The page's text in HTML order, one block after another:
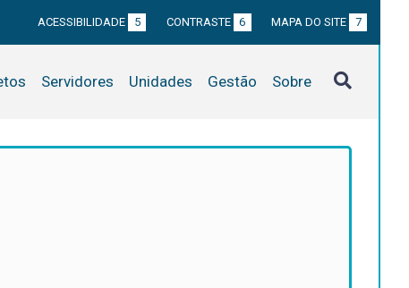
ACESSIBILIDADE 5 CONTRASTE 6 MAPA DO SITE 7
Servidores Unidades Gestão Sobre